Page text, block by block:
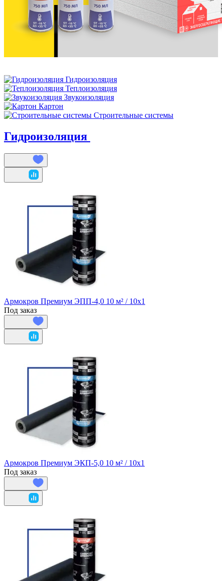
Гидроизоляция
Теплоизоляция
Звукоизоляция
Картон
Строительные системы
Гидроизоляция
Армокров Премиум ЭПП-4,0 10 м² / 10х1
Под заказ
Армокров Премиум ЭКП-5,0 10 м² / 10х1
Под заказ